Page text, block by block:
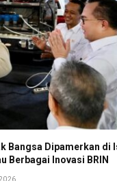
Bangsa Dipamerkan di
Berbagai Inovasi BRIN